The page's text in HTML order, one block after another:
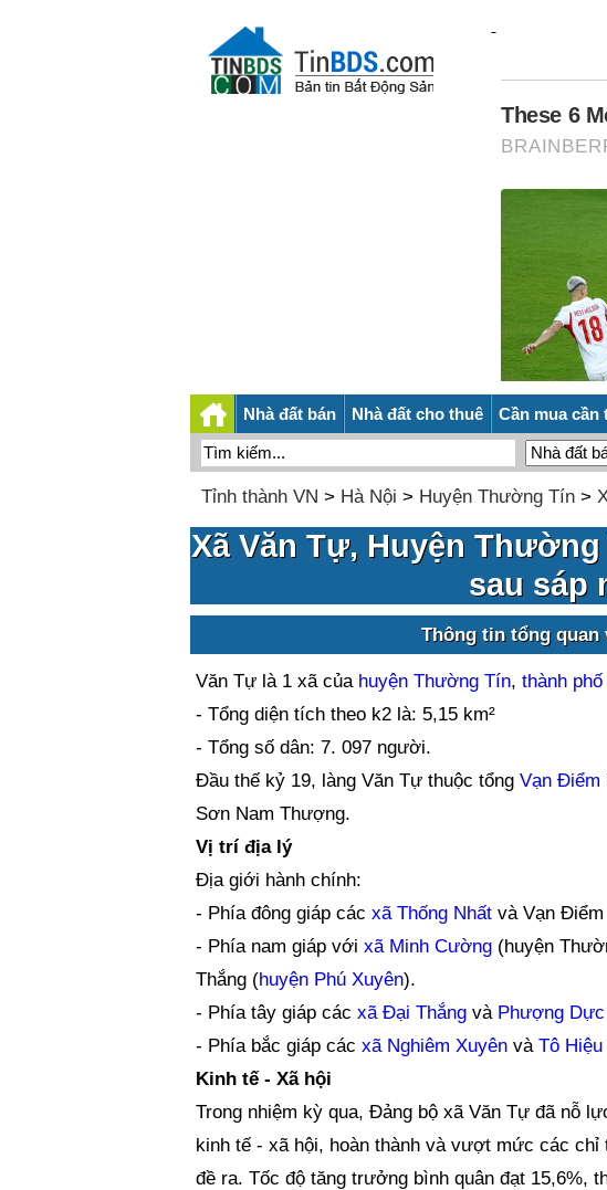
Nhà đất bán Nhà đất cho thuê Cần mua cần
Tỉnh thành VN > Hà Nội > Huyện Thường Tín>
Xã Văn Tự, Huyện
sau sáp
Thông tin tổng quan
Văn Tự là 1 xã của huyện Thường Tín, thành
- Tổng diện tích theo k2 là: 5,15 km²
- Tổng số dân: 7. 097 người.
Đầu thế kỷ 19, làng Văn Tự thuộc tổng Vạn Điểm
Sơn Nam Thượng.
Vị trí địa lý
Địa giới hành chính:
- Phía đông giáp các xã Thống Nhấtvà Vạn Điểm
- Phía nam giáp với xã Minh Cường(huyện
Thắng (huyện Phú Xuyên).
- Phía tây giáp các xã Đại Thắngvà Phượng Dực
- Phía bắc giáp các xã Nghiêm Xuyênvà Tô Hiệu
Kinh tế - Xã hội
Trong nhiệm kỳ qua, Đảng bộ xã Văn Tự đã nỗ
kinh tế - xã hội, hoàn thành và vượt mức các
đề ra. Tốc độ tăng trưởng bình quân đạt 15,6%,